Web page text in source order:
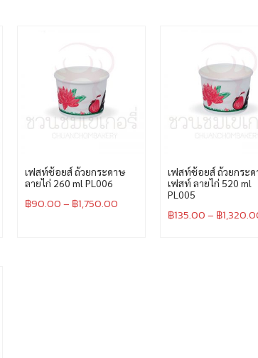
เฟสท์ช้อยส์ ถ้วยกระดาษ
ลายไก่ 260 ml PL006
฿90.00– ฿1,750.00
เฟสท์ช้อยส์ ถ้วยกระ
เฟสท์ ลายไก่ 520 ml
PL005
฿135.00– ฿